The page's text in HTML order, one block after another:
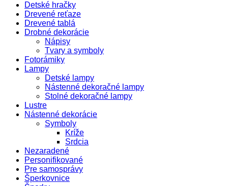
Detské hračky
Drevené reťaze
Drevené tablá
Drobné dekorácie
Nápisy
Tvary a symboly
Fotorámiky
Lampy
Detské lampy
Nástenné dekoračné lampy
Stolné dekoračné lampy
Lustre
Nástenné dekorácie
Symboly
Kríže
Srdcia
Nezaradené
Personifikované
Pre samosprávy
Šperkovnice